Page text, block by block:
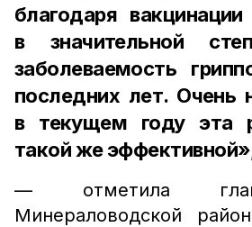
благодаря
в значительной
заболеваемость
последних лет. Очень
в текущем году эта
такой же
— отметила
Минераловодской